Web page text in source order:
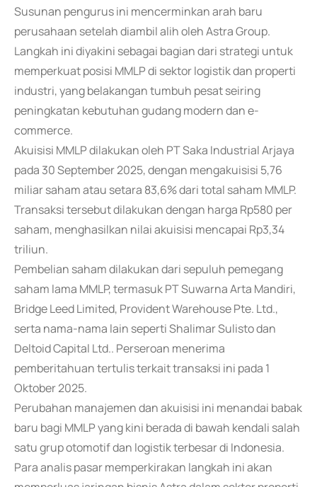
Susunan pengurus ini mencerminkan arah baru
perusahaan setelah diambil alih oleh Astra Group.
Langkah ini diyakini sebagai bagian dari strategi untuk
memperkuat posisi MMLP di sektor logistik dan properti
industri, yang belakangan tumbuh pesat seiring
peningkatan kebutuhan gudang modern dan e-
commerce.
Akuisisi MMLP dilakukan oleh PT Saka Industrial Arjaya
pada 30 September 2025, dengan mengakuisisi 5,76
miliar saham atau setara 83,6% dari total saham MMLP.
Transaksi tersebut dilakukan dengan harga Rp580 per
saham, menghasilkan nilai akuisisi mencapai Rp3,34
triliun.
Pembelian saham dilakukan dari sepuluh pemegang
saham lama MMLP, termasuk PT Suwarna Arta Mandiri,
Bridge Leed Limited, Provident Warehouse Pte. Ltd.,
serta nama-nama lain seperti Shalimar Sulisto dan
Deltoid Capital Ltd.. Perseroan menerima
pemberitahuan tertulis terkait transaksi ini pada 1
Oktober 2025.
Perubahan manajemen dan akuisisi ini menandai babak
baru bagi MMLP yang kini berada di bawah kendali salah
satu grup otomotif dan logistik terbesar di Indonesia.
Para analis pasar memperkirakan langkah ini akan